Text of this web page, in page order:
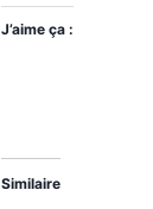
J’aime ça :
Similaire